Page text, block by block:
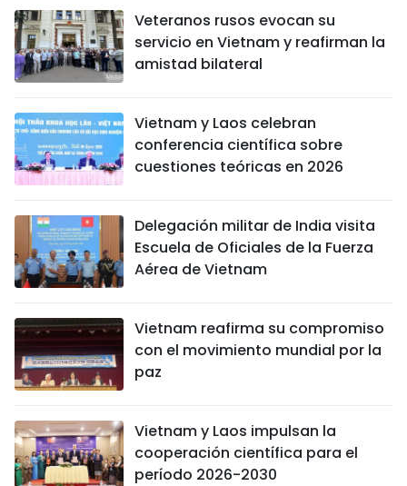
Veteranos rusos evocan su
servicio en Vietnam y reafirman la
amistad bilateral
Vietnam y Laos celebran
conferencia científica sobre
cuestiones teóricas en 2026
Delegación militar de India visita
Escuela de Oficiales de la Fuerza
Aérea de Vietnam
Vietnam reafirma su compromiso
con el movimiento mundial por la
paz
Vietnam y Laos impulsan la
cooperación científica para el
período 2026-2030